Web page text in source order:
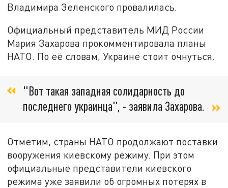
Владимира Зеленского провалилась.
Официальный представитель МИД России
Мария Захарова прокомментировала планы
НАТО. По её словам, Украине стоит очнуться.
"Вот такая западная солидарность до
последнего украинца", - заявила Захарова.
Отметим, страны НАТО продолжают поставки
вооружения киевскому режиму. При этом
официальные представители киевского
режима уже заявили об огромных потерях в